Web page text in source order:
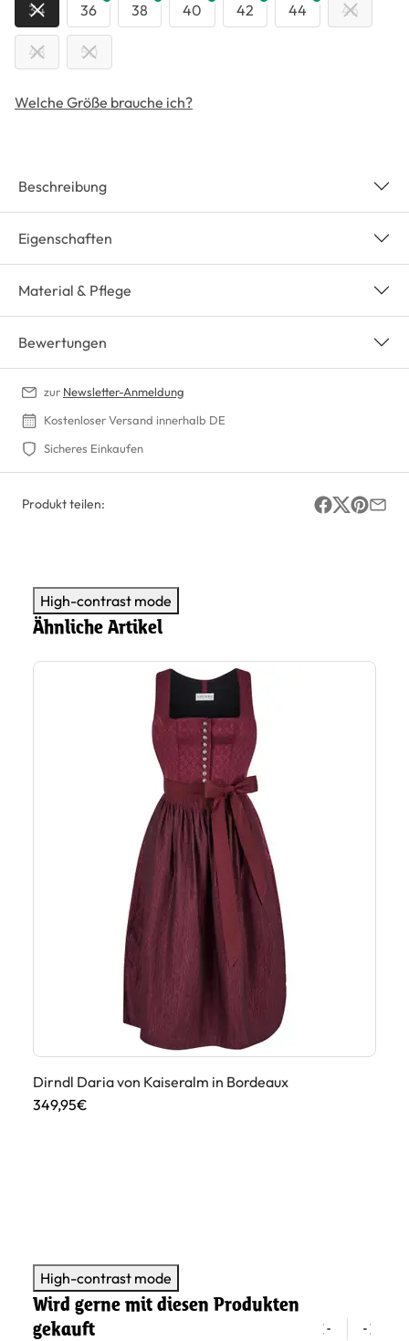
34 36 38 40 42 44 46
48 50
Welche Größe brauche ich?
Beschreibung
Eigenschaften
Material & Pflege
Bewertungen
zur Newsletter-Anmeldung
Kostenloser Versand innerhalb DE
Sicheres Einkaufen
Produkt teilen:
High-contrast mode
Ähnliche Artikel
Dirndl Daria von Kaiseralm in Bordeaux
349,95€
High-contrast mode
Wird gerne mit diesen Produkten
gekauft